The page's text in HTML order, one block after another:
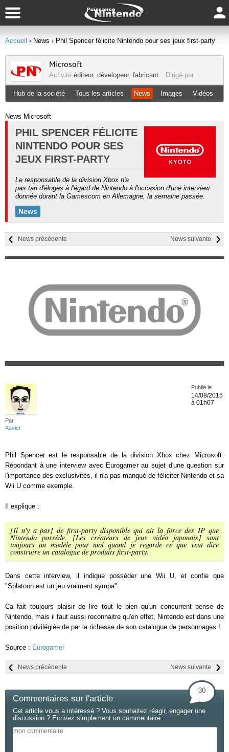
Accueil › News › Phil Spencer félicite Nintendo pour ses jeux first-party
Microsoft
Activité éditeur, dévelopeur, fabricant Dirigé par
Hub de la société Tous les articles News Images Vidéos
News Microsoft
PHIL SPENCER FÉLICITE
NINTENDO POUR SES
JEUX FIRST-PARTY
Le responsable de la division Xbox n'a
pas tari d'éloges à l'égard de Nintendo à l'occasion d'une interview
donnée durant la Gamescom en Allemagne, la semaine passée.
News
News suivante
News précédente
Par
Xavier
Publié le
14/08/2015
à 01h07
Phil Spencer est le responsable de la division Xbox chez Microsoft.
Répondant à une interview avec Eurogamer au sujet d'une question sur
l'importance des exclusivités, il n'a pas manqué de féliciter Nintendo et sa
Wii U comme exemple.
Il explique :
[Il n'y a pas] de first-party disponible qui ait la force des IP que
Nintendo possède. [Les créateurs de jeux vidéo japonais] sont
toujours un modèle pour moi quand je regarde ce que veut dire
construire un catalogue de produits first-party.
Dans cette interview, il indique posséder une Wii U, et confie que
"Splatoon est un jeu vraiment sympa".
Ca fait toujours plaisir de lire tout le bien qu'un concurrent pense de
Nintendo, mais il faut aussi reconnaitre qu'en effet, Nintendo est dans une
position privilégiée de par la richesse de son catalogue de personnages !
Source : Eurogamer
News suivante
News précédente
Commentaires sur l'article
30
Cet article vous a intéressé ? Vous souhaitez réagir, engager une
discussion ? Ecrivez simplement un commentaire.